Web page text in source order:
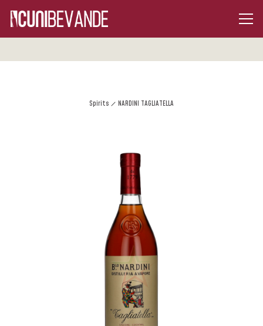
Spirits NARDINI TAGLIATELLA